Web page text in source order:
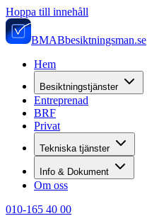
Hoppa till innehåll
BMABbesiktningsman.se
Hem
Besiktningstjänster
Entreprenad
BRF
Privat
Tekniska tjänster
Info & Dokument
Om oss
010-165 40 00